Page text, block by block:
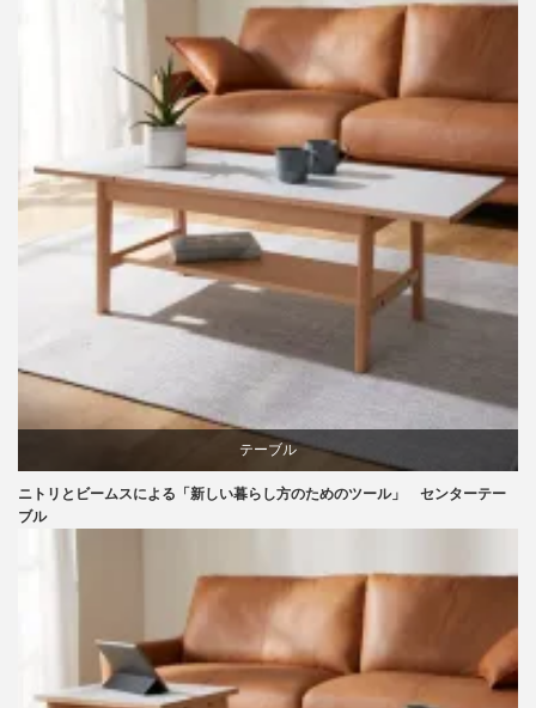
家具
椅子
テーブル
ビーチ
ライフスタイル
ニトリとビームスによる「新しい暮らし方のためのツール」 センターテー
ブル